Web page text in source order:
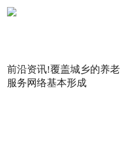
前沿资讯!覆盖城乡的养老
服务网络基本形成